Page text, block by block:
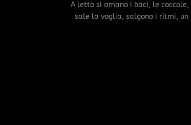
A letto si amano i baci, le
sale la voglia, salgono i ritmi,